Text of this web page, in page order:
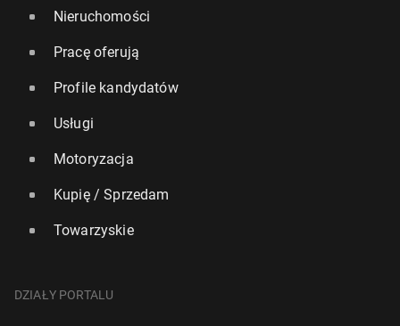
Nieruchomości
Pracę oferują
Profile kandydatów
Usługi
Motoryzacja
Kupię / Sprzedam
Towarzyskie
DZIAŁY PORTALU